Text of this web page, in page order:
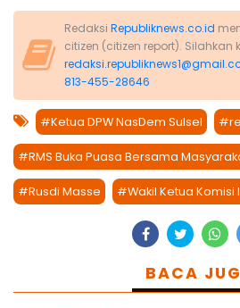
Redaksi Republiknews.co.id
citizen (citizen report). Silahkan
813-455-28646
#Ketua DPW NasDem Sulsel
#RMS Buka Puasa Bersama
#Rusdi Masse #Wakil Ketua Komisi
BACA